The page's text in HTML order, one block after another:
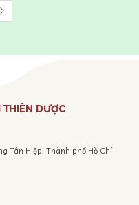
DƯỢC
Tân Hiệp, Thành phố Hồ Chí